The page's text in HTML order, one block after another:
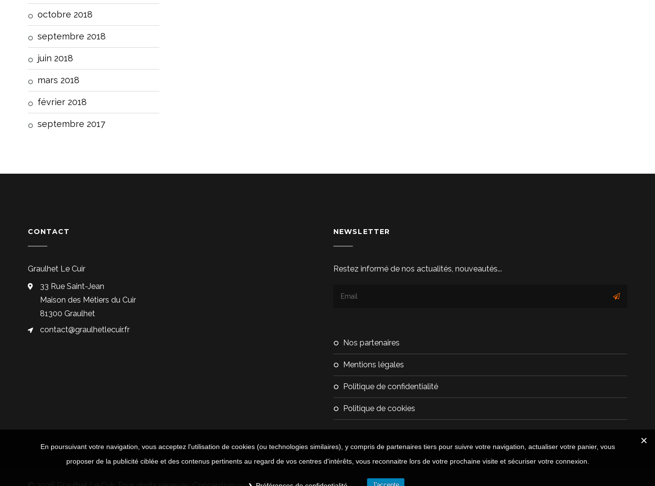
octobre 2018
septembre 2018
juin 2018
mars 2018
février 2018
septembre 2017
CONTACT
Graulhet Le Cuir
33 Rue Saint-Jean
Maison des Métiers du Cuir
81300 Graulhet
contact@graulhetlecuir.fr
NEWSLETTER
Restez informé de nos actualités, nouveautés...
nos partenaires
mentions légales
politique de confidentialité
politique de cookies
En poursuivant votre navigation, vous acceptez l'utilisation de cookies (ou technologies similaires), y compris de partenaires tiers pour suivre votre navigation, actualiser votre panier, vous
proposer de la publicité ciblée et des contenus pertinents au regard de vos centres d'intérêts, vous reconnaitre lors de votre prochaine visite et sécuriser votre connexion.